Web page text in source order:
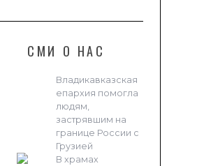
СМИ О НАС
Владикавказская
епархия помогла
людям,
застрявшим на
границе России с
Грузией
В храмах